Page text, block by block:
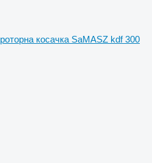
роторна косачка SaMASZ kdf 300